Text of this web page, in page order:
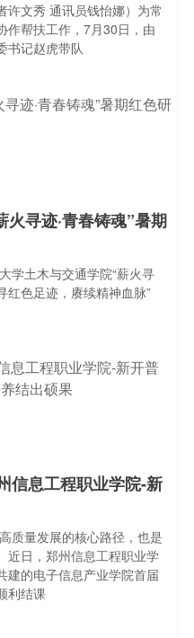
许文秀 通讯员钱怡娜）为常
作帮扶工作，7月30日，由
书记赵虎带队
寻迹·青春铸魂”暑期
学土木与交通学院“薪火寻
红色足迹，赓续精神血脉”
信息工程职业学院-新
质量发展的核心路径，也是
近日，郑州信息工程职业学
建的电子信息产业学院首届
利结课